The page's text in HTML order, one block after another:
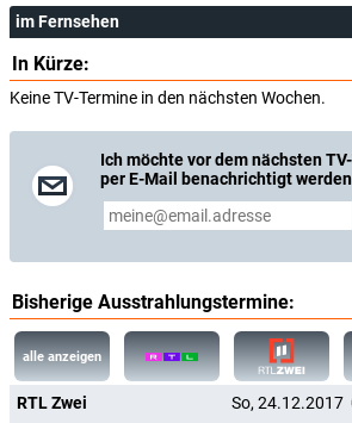
im Fernsehen
In Kürze:
Keine TV-Termine in den nächsten Wochen.
Ich möchte vor dem nächsten
per E-Mail benachrichtigt
Bisherige Ausstrahlungstermine:
alle anzeigen
RTL Zwei So, 24.12.2017